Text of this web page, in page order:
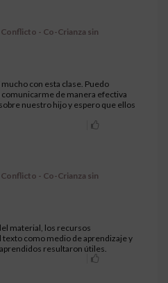
- Co-Crianza sin
con esta clase. Puedo
de manera efectiva
nuestro hijo y espero que ellos
- Co-Crianza sin
material, los recursos
como medio de aprendizaje y
resultaron útiles.